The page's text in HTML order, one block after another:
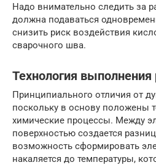
Надо внимательно следить за
должна подаваться
снизить риск воздействия
сварочного шва.
Технология выполнения
Принципиального отличия от
поскольку в основу положены
химические процессы. Между
поверхностью создается
возможность сформировать
накаляется до температуры,